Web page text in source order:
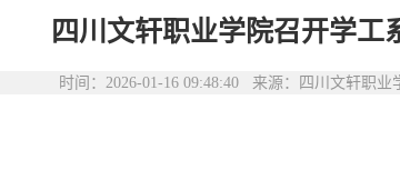
四川文轩职业学院召开学工
时间：2026-01-16 09:48:40 来源：四川文轩职业